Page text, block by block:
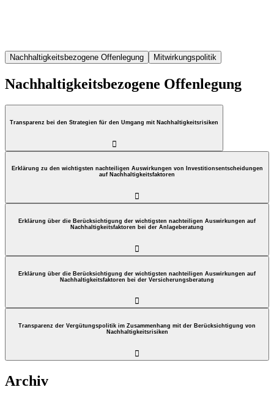
Nachhaltigkeitsbezogene Offenlegung Mitwirkungspolitik
Nachhaltigkeitsbezogene Offenlegung
Transparenz bei den Strategien für den Umgang mit Nachhaltigkeitsrisiken

Erklärung zu den wichtigsten nachteiligen Auswirkungen von Investitionsentscheidungen
auf Nachhaltigkeitsfaktoren

Erklärung über die Berücksichtigung der wichtigsten nachteiligen Auswirkungen auf
Nachhaltigkeitsfaktoren bei der Anlageberatung

Erklärung über die Berücksichtigung der wichtigsten nachteiligen Auswirkungen auf
Nachhaltigkeitsfaktoren bei der Versicherungsberatung

Transparenz der Vergütungspolitik im Zusammenhang mit der Berücksichtigung von
Nachhaltigkeitsrisiken

Archiv